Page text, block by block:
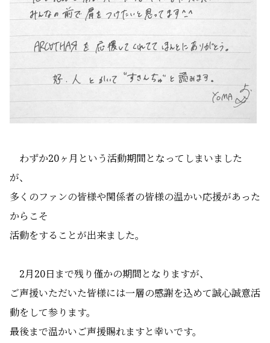
わずか20ヶ月という活動期間となってしまいました
が、
多くのファンの皆様や関係者の皆様の温かい応援があった
からこそ
活動をすることが出来ました。
2月20日まで残り僅かの期間となりますが、
ご声援いただいた皆様には一層の感謝を込めて誠心誠意活
動をして参ります。
最後まで温かいご声援賜れますと幸いです。